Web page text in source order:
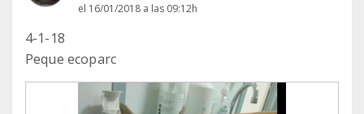
el 16/01/2018 a las 09:12h
4-1-18
Peque ecoparc